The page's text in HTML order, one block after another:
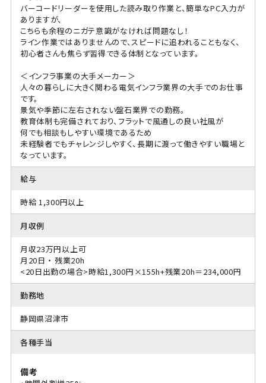
バーコードリーダーを使用した読み取り作業と、簡単なPC入力が
ありますが、
こちらも余程のニガテ意識がなければ問題なし！
ライン作業ではありませんので、スピードに追われることもなく、
初心者さんも焦らず習得できる体制となっています。
＜インフラ事業の大手メーカー＞
人々の暮らしに大きく関わる電気インフラ業界の大手でのお仕事
です。
景気や季節に左右されない盤石業界での勤務。
教育体制も完備されており、フラットで風通しの良い社風が
何でも相談もしやすい環境であるため
未経験者でもチャレンジしやすく、長期に渡って働きやすい職場と
なっています。
給与
時給 1,300円以上
月収例
月収23万円以上可
月20日 ・ 残業20h
<20日出勤の場合>時給1,300円×155h+残業20h＝234,000円
勤務地
静岡県沼津市
各種手当
備考